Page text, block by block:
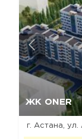
ЖК ONER
г. Астана,